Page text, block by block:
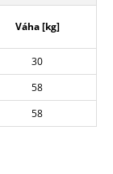
Váha [kg]
30
58
58